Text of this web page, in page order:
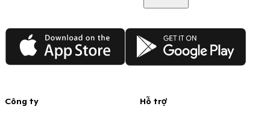
App Store Google Play
Công ty Hỗ trợ